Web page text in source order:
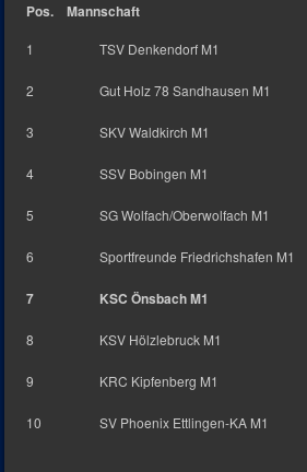
Pos. Mannschaft
1 TSV Denkendorf M1
2 Gut Holz 78 Sandhausen M1
3 SKV Waldkirch M1
4 SSV Bobingen M1
5 SG Wolfach/Oberwolfach M1
6 Sportfreunde Friedrichshafen M1
7 KSC Önsbach M1
8 KSV Hölzlebruck M1
9 KRC Kipfenberg M1
10 SV Phoenix Ettlingen-KA M1